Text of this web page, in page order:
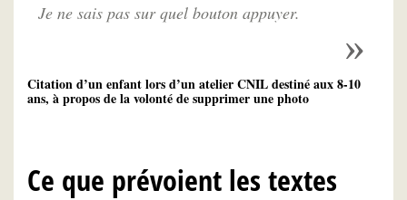
Je ne sais pas sur quel bouton appuyer.
Citation d’un enfant lors d’un atelier CNIL destiné aux 8-10
ans, à propos de la volonté de supprimer une photo
Ce que prévoient les textes